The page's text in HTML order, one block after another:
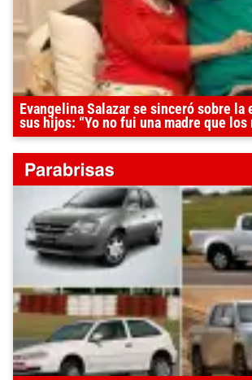
Evangelina Salazar se sinceró sobre la
sus hijos: “Yo no fui una madre que los